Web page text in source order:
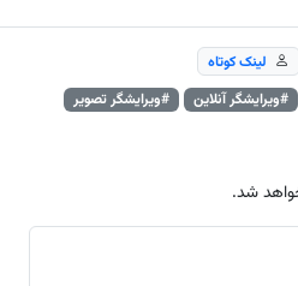
لینک کوتاه
#ویرایشگر آنلاین #ویرایشگر تصویر
شد.